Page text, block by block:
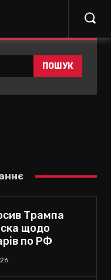
ПОШУК
Трампа
щодо
по РФ